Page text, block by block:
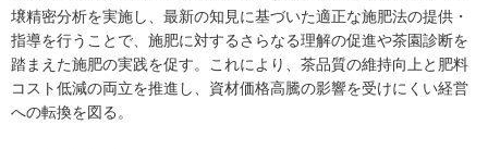
壌精密分析を実施し、最新の知見に基づいた適正な施肥法の提供・
指導を行うことで、施肥に対するさらなる理解の促進や茶園診断を
踏まえた施肥の実践を促す。これにより、茶品質の維持向上と肥料
コスト低減の両立を推進し、資材価格高騰の影響を受けにくい経営
への転換を図る。